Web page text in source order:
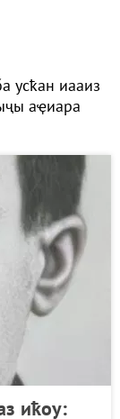
усҟан иааиз
аҿиара
иҟоу: